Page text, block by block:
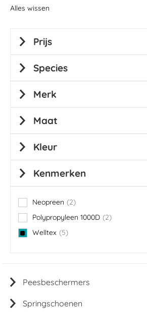
Peesbeschermers
Springschoenen
Alles wissen
Prijs
Species
Merk
Maat
Kleur
Kenmerken
Neopreen 2
items
Polypropyleen 1000D
2
items
Welltex
5
items